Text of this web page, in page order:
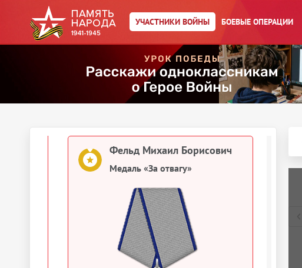
УЧАСТНИКИ ВОЙНЫ БОЕВЫЕ ОПЕРАЦИИ
Медаль «За отвагу»
Фельд Михаил Борисович
Фельд Михаил Борисович
Медаль «За отвагу»